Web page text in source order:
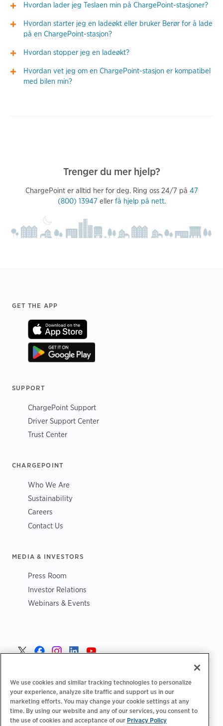
Hvordan lader jeg Teslaen min på ChargePoint-stasjoner?
Hvordan starter jeg en ladeøkt eller bruker Berør for å lade
på en ChargePoint-stasjon?
Hvordan stopper jeg en ladeøkt?
Hvordan vet jeg om en ChargePoint-stasjon er kompatibel
med bilen min?
Trenger du mer hjelp?
ChargePoint er alltid her for deg. Ring oss 24/7 på 47
(800) 13947 eller få hjelp på nett.
Footer
GET THE APP
SUPPORT
ChargePoint Support
Driver Support Center
Trust Center
CHARGEPOINT
Who We Are
Sustainability
Careers
Contact Us
MEDIA & INVESTORS
Press Room
Investor Relations
Webinars & Events
Norge >
We use cookies and similar tracking technologies to personalize
your experience, analyze site traffic and support us in our
marketing efforts. You may change your cookie settings at any
time. By using our website and any of our services, you consent to
the use of cookies and acceptance of our Privacy Policy